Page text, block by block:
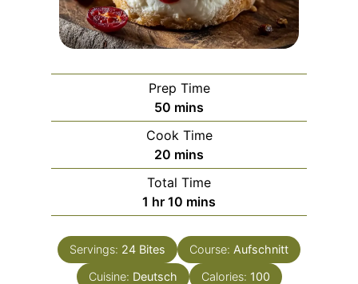
Prep Time
50 m
i
n
u
t
e
s
mins
Cook Time
20 m
i
n
u
e
s
mins
Total Time
1 h
o
u
r
hr 10 m
i
n
u
mins
Servings: 24 Bites Course: Aufschnitt
Cuisine: Deutsch Calories: 100